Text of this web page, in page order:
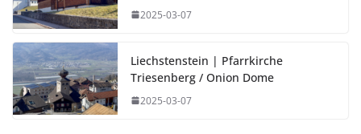
2025-03-07
Liechstenstein | Pfarrkirche
Triesenberg / Onion Dome
2025-03-07